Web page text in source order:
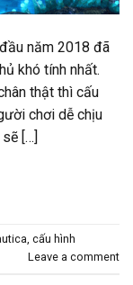
năm 2018 đã
khó tính nhất.
thật thì cấu
chơi dễ chịu
[…]
, cấu hình
Leave a comment